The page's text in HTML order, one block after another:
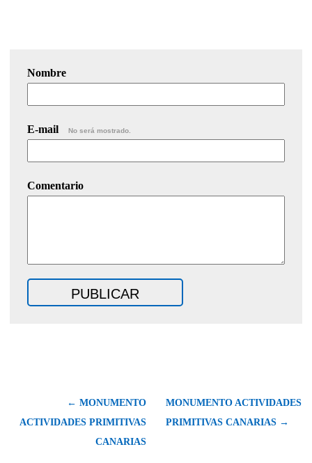
Nombre
E-mail No será mostrado.
Comentario
← MONUMENTO
ACTIVIDADES PRIMITIVAS
CANARIAS
MONUMENTO ACTIVIDADES
PRIMITIVAS CANARIAS →